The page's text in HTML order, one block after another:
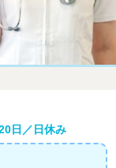
日／日休み